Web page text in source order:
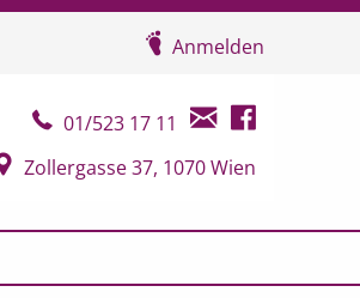
Anmelden
Telefonkontakt
01/523 17 11
E-Mail Kontakt
Facebook
Map
Zollergasse 37, 1070 Wien